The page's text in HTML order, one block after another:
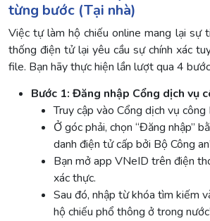
từng bước (Tại nhà)
Việc tự làm hộ chiếu online mang lại sự
thống điện tử lại yêu cầu sự chính xác
file. Bạn hãy thực hiện lần lượt qua 4
Bước 1: Đăng nhập Cổng dịch vụ
Truy cập vào Cổng dịch vụ công
Ở góc phải, chọn “Đăng nhập”
danh điện tử cấp bởi Bộ Công
Bạn mở app VNeID trên điện
xác thực.
Sau đó, nhập từ khóa tìm kiếm
hộ chiếu phổ thông ở trong